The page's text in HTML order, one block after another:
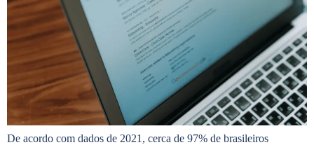
De acordo com dados de 2021, cerca de 97% de brasileiros